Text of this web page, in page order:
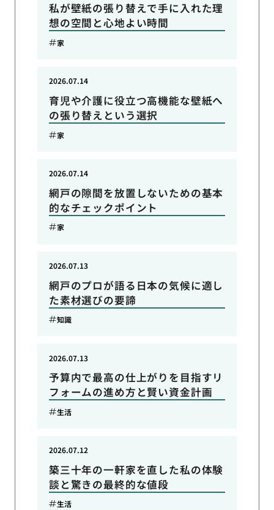
私が壁紙の張り替えで手に入れた理
想の空間と心地よい時間
家
育児や介護に役立つ高機能な壁紙へ
の張り替えという選択
2026.07.14
家
網戸の隙間を放置しないための基本
的なチェックポイント
2026.07.14
家
網戸のプロが語る日本の気候に適し
た素材選びの要諦
2026.07.13
知識
予算内で最高の仕上がりを目指すリ
フォームの進め方と賢い資金計画
2026.07.13
生活
築三十年の一軒家を直した私の体験
談と驚きの最終的な値段
2026.07.12
生活